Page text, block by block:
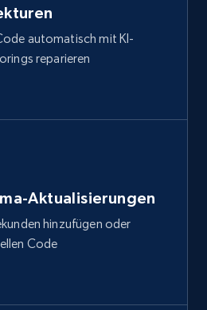
automatisch mit KI-
reparieren
Aktualisierungen
hinzufügen oder
Code